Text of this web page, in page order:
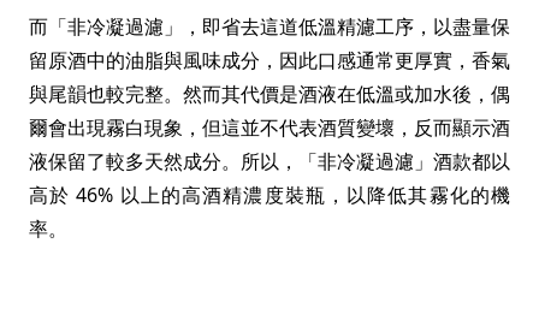
而「非冷凝過濾」，即省去這道低溫精濾工序，以盡量保
留原酒中的油脂與風味成分，因此口感通常更厚實，香氣
與尾韻也較完整。然而其代價是酒液在低溫或加水後，偶
爾會出現霧白現象，但這並不代表酒質變壞，反而顯示酒
液保留了較多天然成分。所以，「非冷凝過濾」酒款都以
高於 46% 以上的高酒精濃度裝瓶，以降低其霧化的機
率。